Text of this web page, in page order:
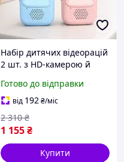
Набір дитячих відеорацій
2 шт. з HD-камерою й
відстані до 300 м
Готово до відправки
від 192₴/міс
1 155₴
2 310 ₴
Купити